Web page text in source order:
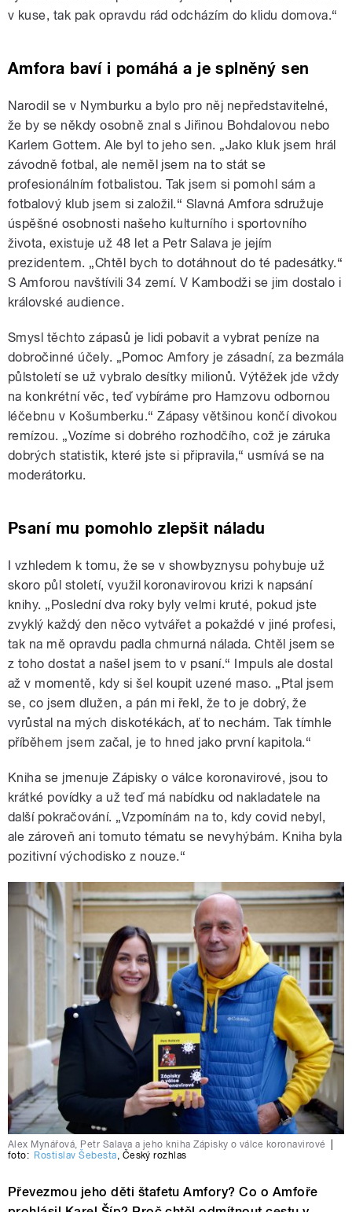
v kuse, tak pak opravdu rád odcházím do klidu domova.“
Amfora baví i pomáhá a je splněný sen
Narodil se v Nymburku a bylo pro něj nepředstavitelné,
že by se někdy osobně znal s Jiřinou Bohdalovou nebo
Karlem Gottem. Ale byl to jeho sen. „Jako kluk jsem hrál
závodně fotbal, ale neměl jsem na to stát se
profesionálním fotbalistou. Tak jsem si pomohl sám a
fotbalový klub jsem si založil.“ Slavná Amfora sdružuje
úspěšné osobnosti našeho kulturního i sportovního
života, existuje už 48 let a Petr Salava je jejím
prezidentem. „Chtěl bych to dotáhnout do té padesátky.“
S Amforou navštívili 34 zemí. V Kambodži se jim dostalo i
královské audience.
Smysl těchto zápasů je lidi pobavit a vybrat peníze na
dobročinné účely. „Pomoc Amfory je zásadní, za bezmála
půlstoletí se už vybralo desítky milionů. Výtěžek jde vždy
na konkrétní věc, teď vybíráme pro Hamzovu odbornou
léčebnu v Košumberku.“ Zápasy většinou končí divokou
remízou. „Vozíme si dobrého rozhodčího, což je záruka
dobrých statistik, které jste si připravila,“ usmívá se na
moderátorku.
Psaní mu pomohlo zlepšit náladu
I vzhledem k tomu, že se v showbyznysu pohybuje už
skoro půl století, využil koronavirovou krizi k napsání
knihy. „Poslední dva roky byly velmi kruté, pokud jste
zvyklý každý den něco vytvářet a pokaždé v jiné profesi,
tak na mě opravdu padla chmurná nálada. Chtěl jsem se
z toho dostat a našel jsem to v psaní.“ Impuls ale dostal
až v momentě, kdy si šel koupit uzené maso. „Ptal jsem
se, co jsem dlužen, a pán mi řekl, že to je dobrý, že
vyrůstal na mých diskotékách, ať to nechám. Tak tímhle
příběhem jsem začal, je to hned jako první kapitola.“
Kniha se jmenuje Zápisky o válce koronavirové, jsou to
krátké povídky a už teď má nabídku od nakladatele na
další pokračování. „Vzpomínám na to, kdy covid nebyl,
ale zároveň ani tomuto tématu se nevyhýbám. Kniha byla
pozitivní východisko z nouze.“
Alex Mynářová, Petr Salava a jeho kniha Zápisky o válce koronavirové
foto: Rostislav Šebesta, Český rozhlas
Převezmou jeho děti štafetu Amfory? Co o Amfoře